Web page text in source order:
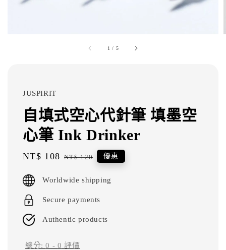
1 / 5
JUSPIRIT
自填式空心代針筆 填墨空
心筆 Ink Drinker
Sale
NT$ 108 Regular
NT$ 120 優惠
Worldwide shipping
Secure payments
Authentic products
總分:0 - 0 評價